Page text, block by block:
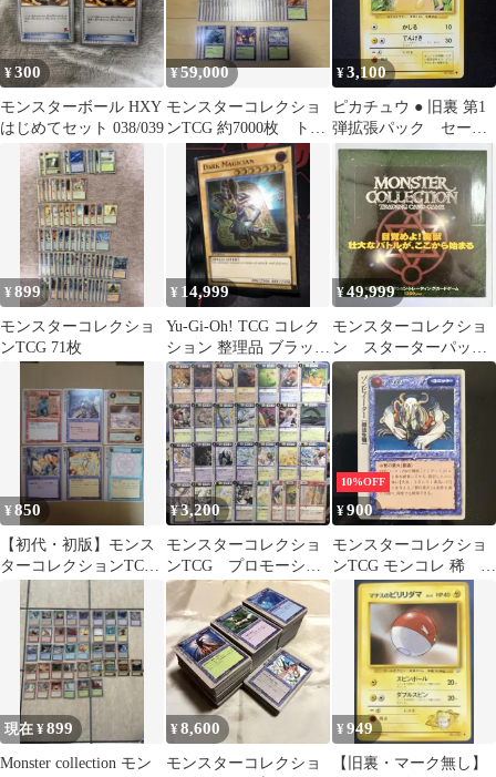
¥300
モンスターボール HXY
はじめてセット 038/039
¥59,000
モンスターコレクショ
ンTCG 約7000枚 トレ
ーディングカード 大量
セット
¥3,100
ピカチュウ ● 旧裏 第1
弾拡張パック セール
65
¥899
モンスターコレクショ
ンTCG 71枚
¥ 14,999
Yu-Gi-Oh! TCG コレク
ション 整理品 ブラック
マジシャン レリーフ
¥49,999
モンスターコレクショ
ン スターターパッ
ク 未開封
¥850
【初代・初版】モンス
ターコレクションTCG
稀カード 左下マーク赤
6枚セット
¥3,200
モンスターコレクショ
ンTCG プロモーショ
ンカード 29枚セット
10%OFF
¥900
モンスターコレクショ
ンTCG モンコレ 稀 10
現在 ¥899
Monster collection モン
¥8,600
モンスターコレクショ
¥949
【旧裏・マーク無し】